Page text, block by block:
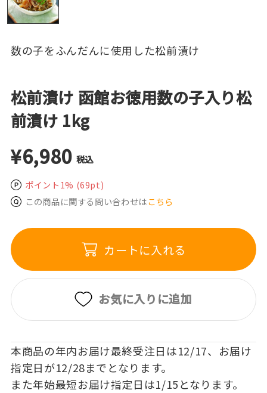
数の子をふんだんに使用した松前漬け
松前漬け 函館お徳用数の子入り松
前漬け 1kg
¥6,980 税込
ポイント1% (69pt)
この商品に関する問い合わせはこちら
カートに入れる
お気に入りに追加
本商品の年内お届け最終受注日は12/17、お届け
指定日が12/28までとなります。
また年始最短お届け指定日は1/15となります。